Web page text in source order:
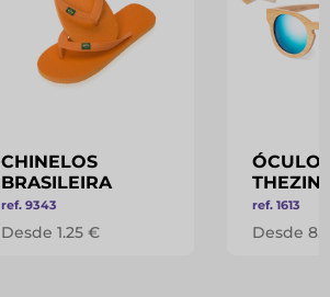
CHINELOS
BRASILEIRA
ref. 9343
Desde 1.25 €
THEZIN
ref. 1613
Desde